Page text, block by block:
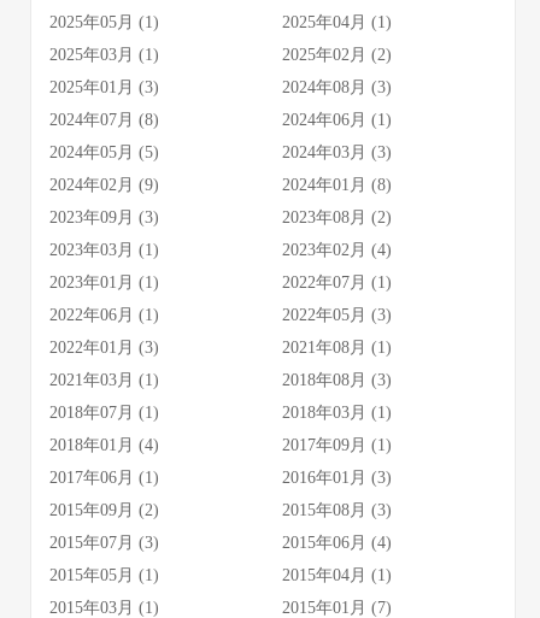
2025年05月 (1)
2025年04月 (1)
2025年03月 (1)
2025年02月 (2)
2025年01月 (3)
2024年08月 (3)
2024年07月 (8)
2024年06月 (1)
2024年05月 (5)
2024年03月 (3)
2024年02月 (9)
2024年01月 (8)
2023年09月 (3)
2023年08月 (2)
2023年03月 (1)
2023年02月 (4)
2023年01月 (1)
2022年07月 (1)
2022年06月 (1)
2022年05月 (3)
2022年01月 (3)
2021年08月 (1)
2021年03月 (1)
2018年08月 (3)
2018年07月 (1)
2018年03月 (1)
2018年01月 (4)
2017年09月 (1)
2017年06月 (1)
2016年01月 (3)
2015年09月 (2)
2015年08月 (3)
2015年07月 (3)
2015年06月 (4)
2015年05月 (1)
2015年04月 (1)
2015年03月 (1)
2015年01月 (7)